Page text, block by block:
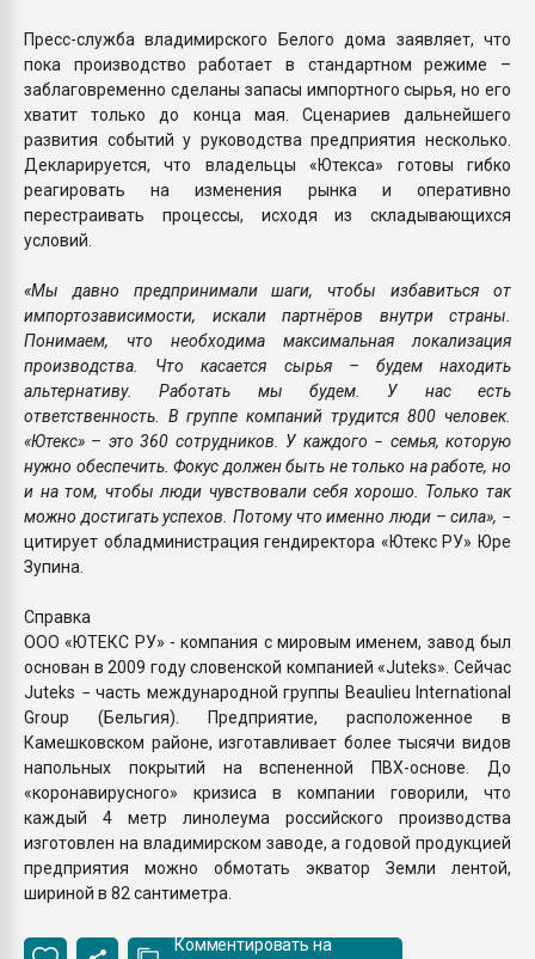
Пресс-служба владимирского Белого дома заявляет, что
пока производство работает в стандартном режиме –
заблаговременно сделаны запасы импортного сырья, но его
хватит только до конца мая. Сценариев дальнейшего
развития событий у руководства предприятия несколько.
Декларируется, что владельцы «Ютекса» готовы гибко
реагировать на изменения рынка и оперативно
перестраивать процессы, исходя из складывающихся
условий.
«Мы давно предпринимали шаги, чтобы избавиться от
импортозависимости, искали партнёров внутри страны.
Понимаем, что необходима максимальная локализация
производства. Что касается сырья – будем находить
альтернативу. Работать мы будем. У нас есть
ответственность. В группе компаний трудится 800 человек.
«Ютекс» – это 360 сотрудников. У каждого − семья, которую
нужно обеспечить. Фокус должен быть не только на работе, но
и на том, чтобы люди чувствовали себя хорошо. Только так
можно достигать успехов. Потому что именно люди – сила», −
цитирует обладминистрация гендиректора «Ютекс РУ» Юре
Зупина.
Справка
ООО «ЮТЕКС РУ» - компания с мировым именем, завод был
основан в 2009 году словенской компанией «Juteks». Сейчас
Juteks − часть международной группы Beaulieu International
Group (Бельгия). Предприятие, расположенное в
Камешковском районе, изготавливает более тысячи видов
напольных покрытий на вспененной ПВХ-основе. До
«коронавирусного» кризиса в компании говорили, что
каждый 4 метр линолеума российского производства
изготовлен на владимирском заводе, а годовой продукцией
предприятия можно обмотать экватор Земли лентой,
шириной в 82 сантиметра.
Комментировать на